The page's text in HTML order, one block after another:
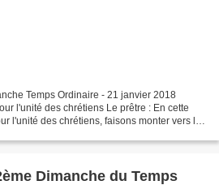
Temps Ordinaire - 21 janvier 2018
l'unité des chrétiens Le prêtre : En cette
l'unité des chrétiens, faisons monter vers le
Dimanche du Temps